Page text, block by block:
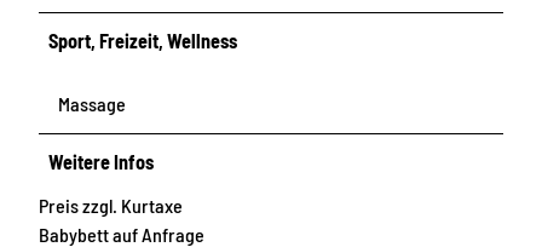
Sport, Freizeit, Wellness
Massage
Weitere Infos
Preis zzgl. Kurtaxe
Babybett auf Anfrage